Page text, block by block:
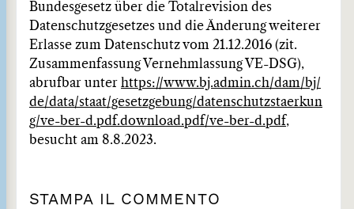
Bundesgesetz über die Totalrevision des
Datenschutzgesetzes und die Änderung weiterer
Erlasse zum Datenschutz vom 21.12.2016 (zit.
Zusammenfassung Vernehmlassung VE-DSG),
abrufbar unter https://www.bj.admin.ch/dam/bj/
de/data/staat/gesetzgebung/datenschutzstaerkun
g/ve-ber-d.pdf.download.pdf/ve-ber-d.pdf,
besucht am 8.8.2023.
STAMPA IL COMMENTO